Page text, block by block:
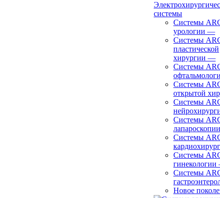
системы
Системы
урологии —
Системы
пластической
хирургии —
Системы
Системы
открытой
Системы
Системы
лапароскопии
Системы
Системы
гинекологии
Системы
Новое